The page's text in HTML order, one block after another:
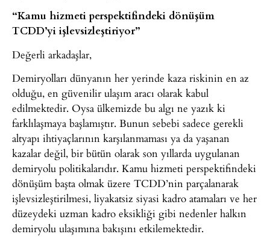
“Kamu hizmeti perspektifindeki dönüşüm
TCDD’yi işlevsizleştiriyor”
Değerli arkadaşlar,
Demiryolları dünyanın her yerinde kaza riskinin en az
olduğu, en güvenilir ulaşım aracı olarak kabul
edilmektedir. Oysa ülkemizde bu algı ne yazık ki
farklılaşmaya başlamıştır. Bunun sebebi sadece gerekli
altyapı ihtiyaçlarının karşılanmaması ya da yaşanan
kazalar değil, bir bütün olarak son yıllarda uygulanan
demiryolu politikalarıdır. Kamu hizmeti perspektifindeki
dönüşüm başta olmak üzere TCDD’nin parçalanarak
işlevsizleştirilmesi, liyakatsiz siyasi kadro atamaları ve her
düzeydeki uzman kadro eksikliği gibi nedenler halkın
demiryolu ulaşımına bakışını etkilemektedir.